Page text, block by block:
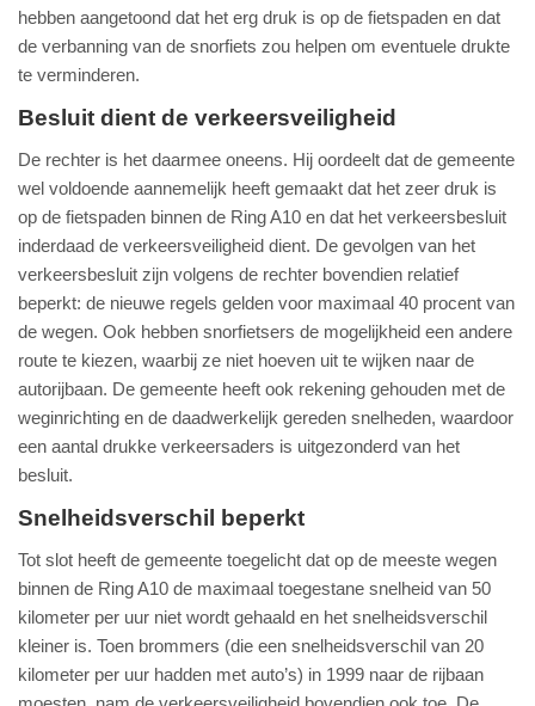
hebben aangetoond dat het erg druk is op de fietspaden en dat
de verbanning van de snorfiets zou helpen om eventuele drukte
te verminderen.
Besluit dient de verkeersveiligheid
De rechter is het daarmee oneens. Hij oordeelt dat de gemeente
wel voldoende aannemelijk heeft gemaakt dat het zeer druk is
op de fietspaden binnen de Ring A10 en dat het verkeersbesluit
inderdaad de verkeersveiligheid dient. De gevolgen van het
verkeersbesluit zijn volgens de rechter bovendien relatief
beperkt: de nieuwe regels gelden voor maximaal 40 procent van
de wegen. Ook hebben snorfietsers de mogelijkheid een andere
route te kiezen, waarbij ze niet hoeven uit te wijken naar de
autorijbaan. De gemeente heeft ook rekening gehouden met de
weginrichting en de daadwerkelijk gereden snelheden, waardoor
een aantal drukke verkeersaders is uitgezonderd van het
besluit.
Snelheidsverschil beperkt
Tot slot heeft de gemeente toegelicht dat op de meeste wegen
binnen de Ring A10 de maximaal toegestane snelheid van 50
kilometer per uur niet wordt gehaald en het snelheidsverschil
kleiner is. Toen brommers (die een snelheidsverschil van 20
kilometer per uur hadden met auto’s) in 1999 naar de rijbaan